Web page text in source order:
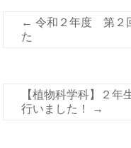
← 令和２年度 第２
た
【植物科学科】２年
行いました！
→